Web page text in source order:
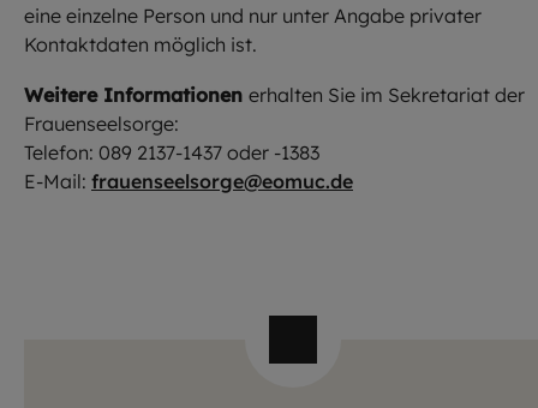
eine einzelne Person und nur unter Angabe privater
Kontaktdaten möglich ist.
Weitere Informationen erhalten Sie im Sekretariat der
Frauenseelsorge:
Telefon: 089 2137-1437 oder -1383
E-Mail: frauenseelsorge@eomuc.de